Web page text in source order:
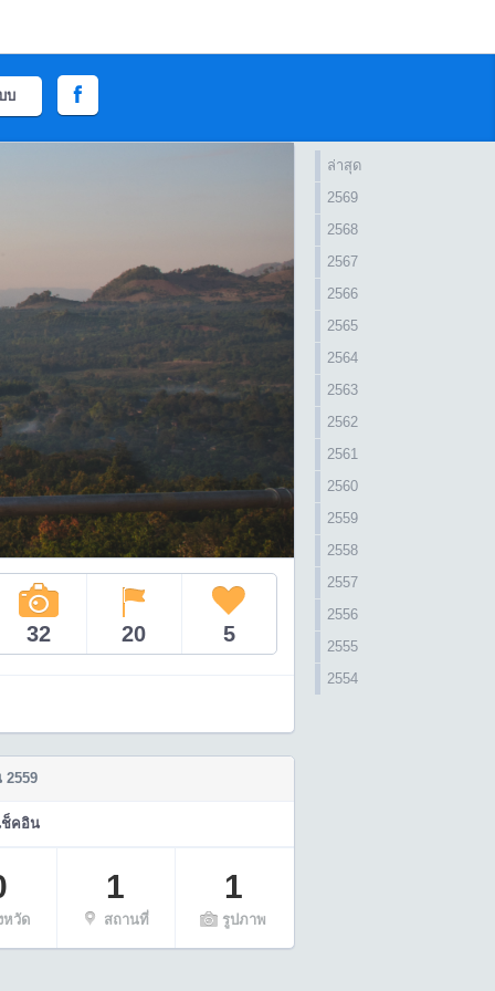
บ
ล่าสุด
2569
2568
2567
2566
2565
2564
2563
2562
2561
2560
2559
2558
2557
2556
2555
2554
32 20 5
2559
ช็คอิน
หวัด
1
สถานที่
1
รูปภาพ